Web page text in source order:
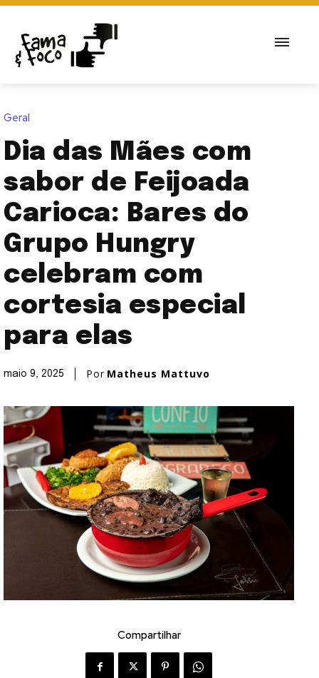
Geral
Dia das Mães com
sabor de Feijoada
Carioca: Bares do
Grupo Hungry
celebram com
cortesia especial
para elas
maio 9, 2025 Por Matheus Mattuvo
Compartilhar